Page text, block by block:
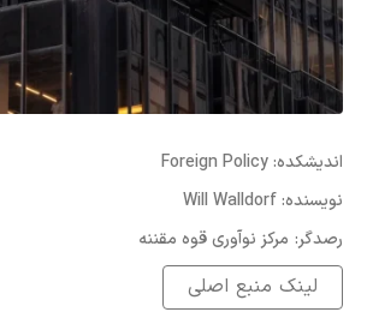
Foreign Policy :اندیشکده
Will Walldorf :نویسنده
مرکز نوآوری قوه مقننه :رصدگر
لینک منبع اصلی